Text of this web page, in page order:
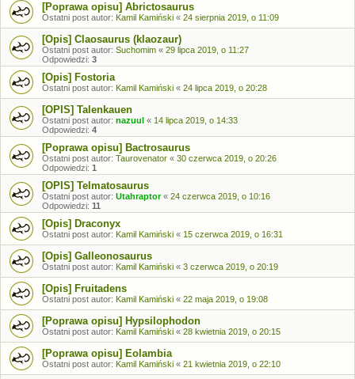
[Poprawa opisu] Abrictosaurus
Ostatni post autor: Kamil Kamiński « 24 sierpnia 2019, o 11:09
[Opis] Claosaurus (klaozaur)
Ostatni post autor: Suchomim « 29 lipca 2019, o 11:27
Odpowiedzi: 3
[Opis] Fostoria
Ostatni post autor: Kamil Kamiński « 24 lipca 2019, o 20:28
[OPIS] Talenkauen
Ostatni post autor: nazuul « 14 lipca 2019, o 14:33
Odpowiedzi: 4
[Poprawa opisu] Bactrosaurus
Ostatni post autor: Taurovenator « 30 czerwca 2019, o 20:26
Odpowiedzi: 1
[OPIS] Telmatosaurus
Ostatni post autor: Utahraptor« 24 czerwca 2019, o 10:16
Odpowiedzi: 11
[Opis] Draconyx
Ostatni post autor: Kamil Kamiński « 15 czerwca 2019, o 16:31
[Opis] Galleonosaurus
Ostatni post autor: Kamil Kamiński « 3 czerwca 2019, o 20:19
[Opis] Fruitadens
Ostatni post autor: Kamil Kamiński « 22 maja 2019, o 19:08
[Poprawa opisu] Hypsilophodon
Ostatni post autor: Kamil Kamiński « 28 kwietnia 2019, o 20:15
[Poprawa opisu] Eolambia
Ostatni post autor: Kamil Kamiński « 21 kwietnia 2019, o 22:10